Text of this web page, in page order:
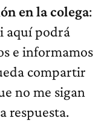
en la colega:
aquí podrá
e informamos
compartir
no me sigan
respuesta.